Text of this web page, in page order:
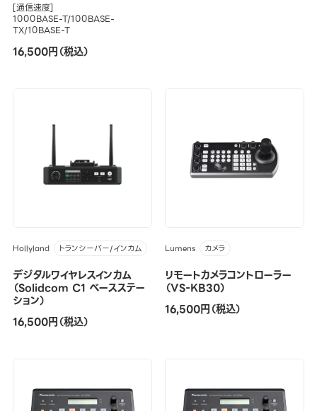
[通信速度]
1000BASE-T/100BASE-
TX/10BASE-T
16,500円（税込）
Hollyland トランシーバー/インカム
デジタルワイヤレスインカム
（Solidcom C1 ベースステー
ション）
16,500円（税込）
Lumens カメラ
リモートカメラコントローラー
（VS-KB30）
16,500円（税込）